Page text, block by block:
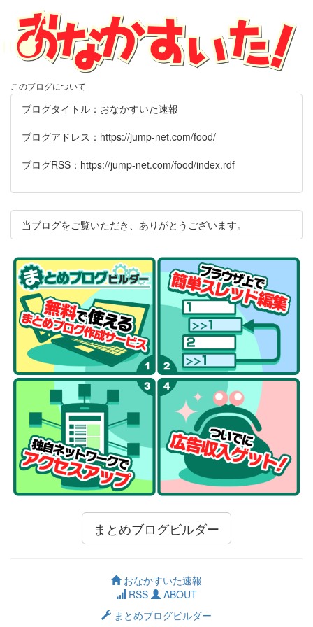
このブログについて
ブログタイトル：おなかすいた速報
ブログアドレス：https://jump-net.com/food/
ブログRSS：https://jump-net.com/food/index.rdf
当ブログをご覧いただき、ありがとうございます。
まとめブログビルダー
おなかすいた速報
RSS
ABOUT
まとめブログビルダー